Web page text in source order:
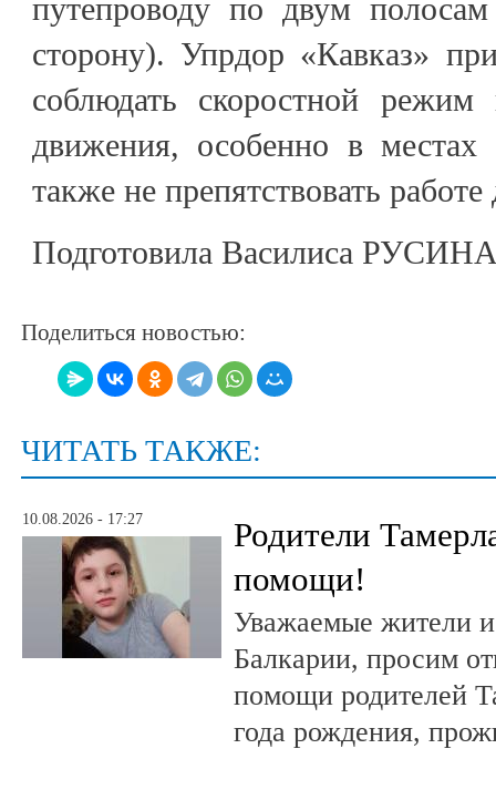
путепроводу по двум
сторону). Упрдор «Кавказ»
соблюдать скоростной
движения, особенно в местах
также не препятствовать
Подготовила Василиса
Поделиться новостью:
ЧИТАТЬ ТАКЖЕ:
10.08.2026 - 17:27
Родители
помощи!
Уважаемые жители
Балкарии, просим
помощи родителей
года рождения,